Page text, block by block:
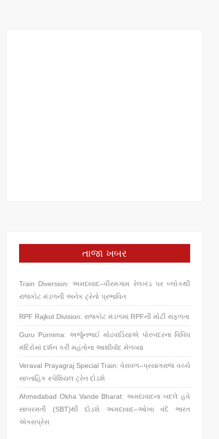
તાજા ખબર
Train Diversion: અમદાવાદ–વીરમગામ રેલખંડ પર બ્લોકથી
રાજકોટ મંડળની અનેક ટ્રેનો પ્રભાવિત
RPF Rajkot Division: રાજકોટ મંડળમાં RPFની મોટી સફળતા
Guru Purnima: અર્જુનભાઈ મોઢવાડિયાએ પોરબંદરના વિવિધ
મંદિરોમાં દર્શન કરી મહંતોના આશીર્વાદ મેળવ્યા
Veraval Prayagraj Special Train: વેરાવળ–પ્રયાગરાજ વચ્ચે
સાપ્તાહિક સ્પેશિયલ ટ્રેન દોડશે
Ahmedabad Okha Vande Bharat: અમદાવાદના બદલે હવે
સાબરમતી (SBT)થી દોડશે અમદાવાદ–ઓખા વંદે ભારત
એક્સપ્રેસ